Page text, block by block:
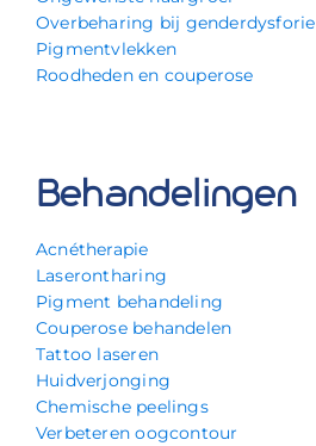
Overbeharing bij genderdysforie
Pigmentvlekken
Roodheden en couperose
Behandelingen
Acnétherapie
Laserontharing
Pigment behandeling
Couperose behandelen
Tattoo laseren
Huidverjonging
Chemische peelings
Verbeteren oogcontour